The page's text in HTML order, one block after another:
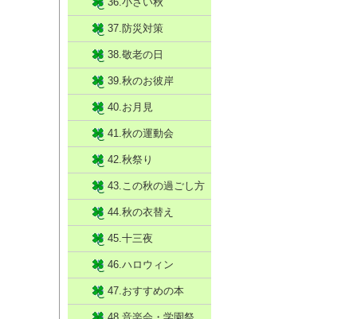
37.防災対策
38.敬老の日
39.秋のお彼岸
40.お月見
41.秋の運動会
42.秋祭り
43.この秋の過ごし方
44.秋の衣替え
45.十三夜
46.ハロウィン
47.おすすめの本
48.音楽会・学園祭